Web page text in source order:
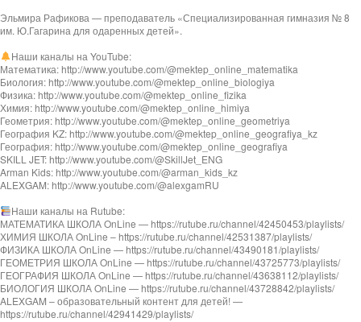
Эльмира Рафикова — преподаватель «Специализированная гимназия № 8
им. Ю.Гагарина для одаренных детей».
Наши каналы на YouTube:
Математика: http://www.youtube.com/@mektep_online_matematika
Биология: http://www.youtube.com/@mektep_online_biologiya
Физика: http://www.youtube.com/@mektep_online_fizika
Химия: http://www.youtube.com/@mektep_online_himiya
Геометрия: http://www.youtube.com/@mektep_online_geometriya
География KZ: http://www.youtube.com/@mektep_online_geografiya_kz
География: http://www.youtube.com/@mektep_online_geografiya
SKILL JET: http://www.youtube.com/@SkillJet_ENG
Arman Kids: http://www.youtube.com/@arman_kids_kz
ALEXGAM: http://www.youtube.com/@alexgamRU
Наши каналы на Rutube:
МАТЕМАТИКА ШКОЛА OnLine — https://rutube.ru/channel/42450453/playlists/
ХИМИЯ ШКОЛА OnLine – https://rutube.ru/channel/42531387/playlists/
ФИЗИКА ШКОЛА OnLine — https://rutube.ru/channel/43490181/playlists/
ГЕОМЕТРИЯ ШКОЛА OnLine — https://rutube.ru/channel/43725773/playlists/
ГЕОГРАФИЯ ШКОЛА OnLine — https://rutube.ru/channel/43638112/playlists/
БИОЛОГИЯ ШКОЛА OnLine — https://rutube.ru/channel/43728842/playlists/
ALEXGAM – образовательный контент для детей! —
https://rutube.ru/channel/42941429/playlists/